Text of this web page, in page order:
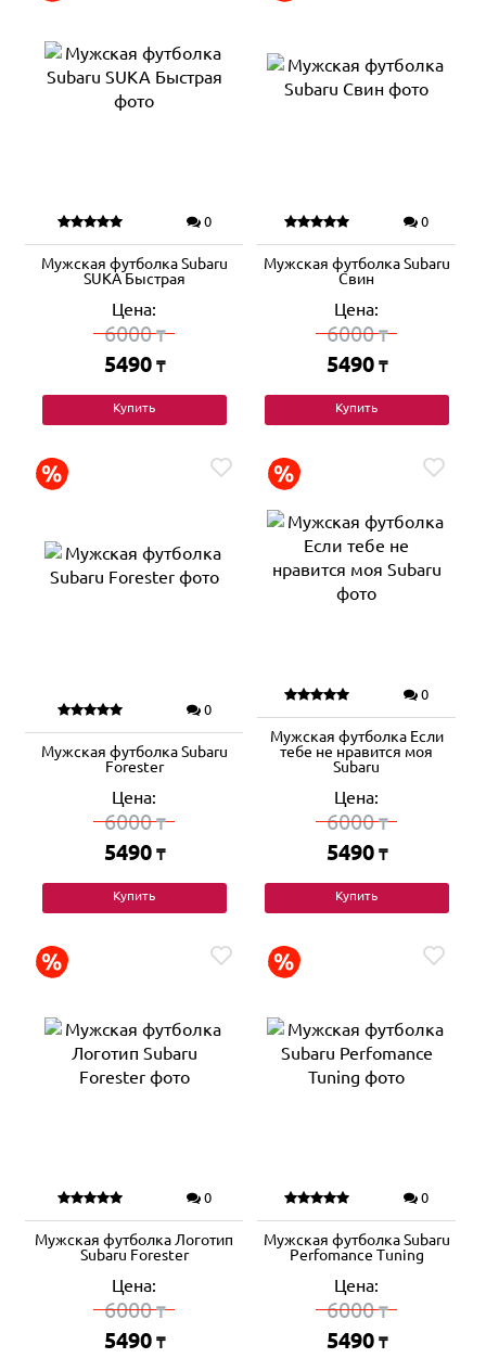
0
Мужская футболка Subaru
SUKA Быстрая
Цена:
6000₸
5490 ₸
Купить
0
Мужская футболка Subaru
Свин
Цена:
6000₸
5490 ₸
Купить
0
Мужская футболка Subaru
Forester
Цена:
6000₸
5490 ₸
Купить
0
Мужская футболка Если
тебе не нравится моя
Subaru
Цена:
6000₸
5490 ₸
Купить
0
Мужская футболка Логотип
Subaru Forester
Цена:
6000₸
5490 ₸
0
Мужская футболка Subaru
Perfomance Tuning
Цена:
6000₸
5490 ₸